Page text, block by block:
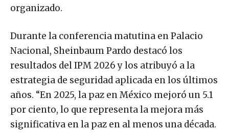
organizado.
Durante la conferencia matutina en Palacio
Nacional, Sheinbaum Pardo destacó los
resultados del IPM 2026 y los atribuyó a la
estrategia de seguridad aplicada en los últimos
años. “En 2025, la paz en México mejoró un 5.1
por ciento, lo que representa la mejora más
significativa en la paz en al menos una década.